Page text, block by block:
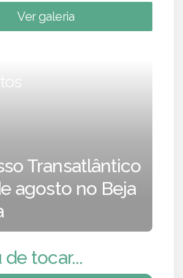
Ver galeria
Transatlântico
agosto no Beja
tocar...